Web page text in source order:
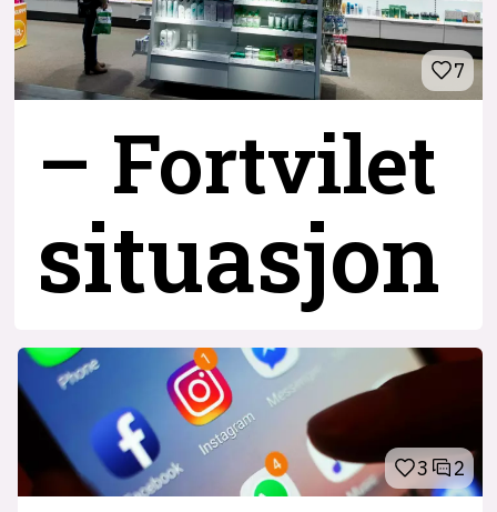
7
– Fortvilet
situasjon
3 2